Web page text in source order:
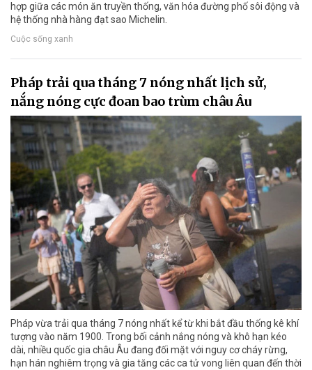
hợp giữa các món ăn truyền thống, văn hóa đường phố sôi động và
hệ thống nhà hàng đạt sao Michelin.
Cuộc sống xanh
Pháp trải qua tháng 7 nóng nhất lịch sử,
nắng nóng cực đoan bao trùm châu Âu
Pháp vừa trải qua tháng 7 nóng nhất kể từ khi bắt đầu thống kê khí
tượng vào năm 1900. Trong bối cảnh nắng nóng và khô hạn kéo
dài, nhiều quốc gia châu Âu đang đối mặt với nguy cơ cháy rừng,
hạn hán nghiêm trọng và gia tăng các ca tử vong liên quan đến thời